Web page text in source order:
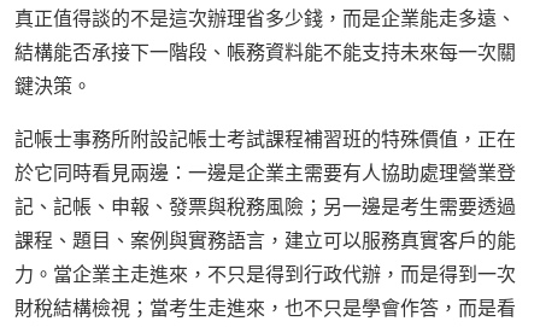
真正值得談的不是這次辦理省多少錢，而是企業能走多遠、
結構能否承接下一階段、帳務資料能不能支持未來每一次關
鍵決策。
記帳士事務所附設記帳士考試課程補習班的特殊價值，正在
於它同時看見兩邊：一邊是企業主需要有人協助處理營業登
記、記帳、申報、發票與稅務風險；另一邊是考生需要透過
課程、題目、案例與實務語言，建立可以服務真實客戶的能
力。當企業主走進來，不只是得到行政代辦，而是得到一次
財稅結構檢視；當考生走進來，也不只是學會作答，而是看